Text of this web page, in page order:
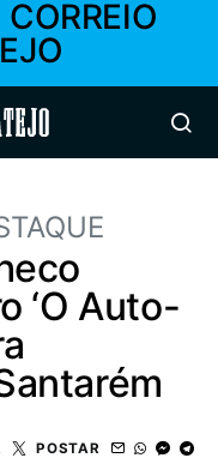
‘O Auto-
POSTAR